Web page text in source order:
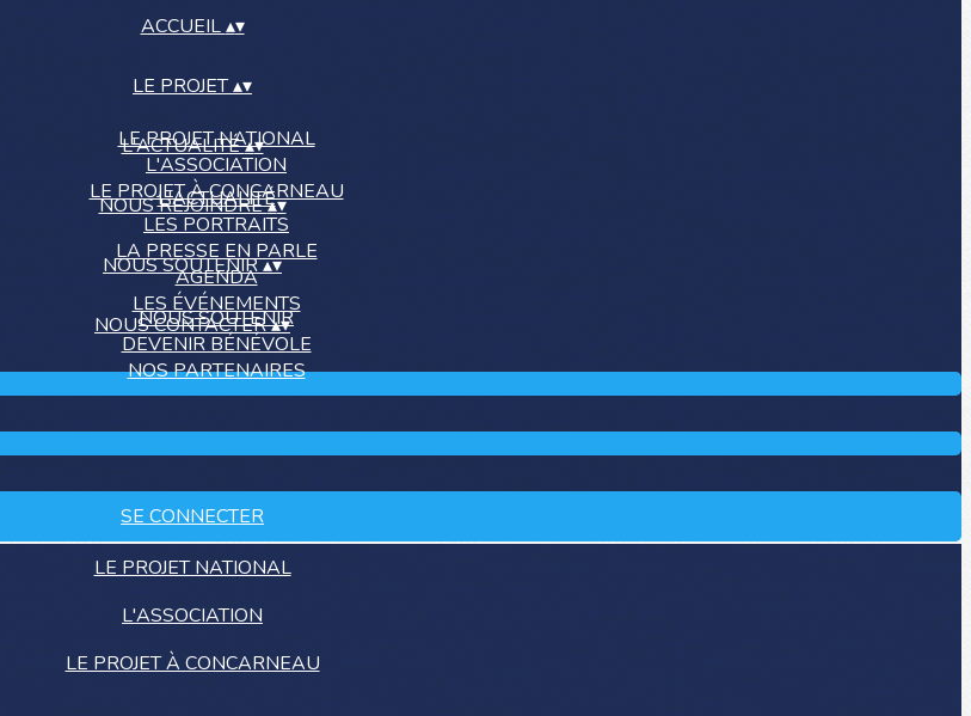
ACCUEIL▴▾
LE PROJET▴▾
LE PROJET NATIONAL
L'ASSOCIATION
LE PROJET À CONCARNEAU
L'ACTUALITÉ▴▾
L'ACTUALITÉ
LES PORTRAITS
LA PRESSE EN PARLE
AGENDA
LES ÉVÉNEMENTS
NOUS REJOINDRE▴▾
NOUS SOUTENIR▴▾
NOUS SOUTENIR
DEVENIR BÉNÉVOLE
NOS PARTENAIRES
NOUS CONTACTER▴▾
SE CONNECTER
LE PROJET NATIONAL
L'ASSOCIATION
LE PROJET À CONCARNEAU